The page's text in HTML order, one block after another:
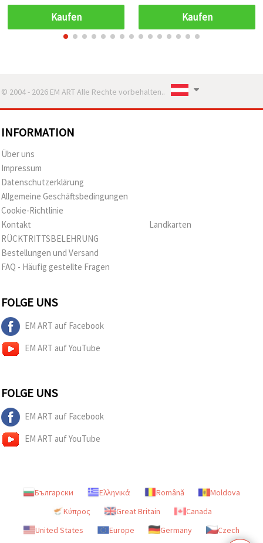
Kaufen
Fondant
Kaufen
© 2004 - 2026 EM ART Alle Rechte vorbehalten..
INFORMATION
Über uns
Impressum
Datenschutzerklärung
Allgemeine Geschäftsbedingungen
Cookie-Richtlinie
Kontakt
RÜCKTRITTSBELEHRUNG
Bestellungen und Versand
FAQ - Häufig gestellte Fragen
Landkarten
FOLGE UNS
EM ART auf Facebook
EM ART auf YouTube
FOLGE UNS
EM ART auf Facebook
EM ART auf YouTube
Български Ελληνικά Română
Moldova
Κύπρος
Great Britain
Canada
United States
Europe Germany Czech